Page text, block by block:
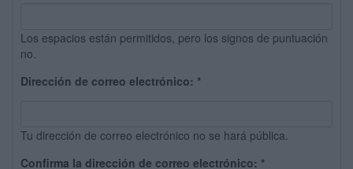
Los espacios están permitidos, pero los signos de puntuación
no.
Dirección de correo electrónico: *
Tu dirección de correo electrónico no se hará pública.
Confirma la dirección de correo electrónico: *